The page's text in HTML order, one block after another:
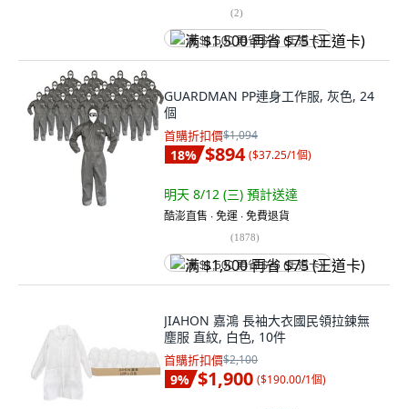
(2)
满 $1,500 再省 $75 (王道卡)
GUARDMAN PP連身工作服, 灰色, 24
個
首購折扣價$1,094
18% $894 ($37.25/1個)
明天 8/12 (三) 預計送達
酷澎直售 ∙ 免運 ∙ 免費退貨
(1878)
满 $1,500 再省 $75 (王道卡)
JIAHON 嘉鴻 長袖大衣國民領拉鍊無
塵服 直紋, 白色, 10件
首購折扣價$2,100
9% $1,900 ($190.00/1個)